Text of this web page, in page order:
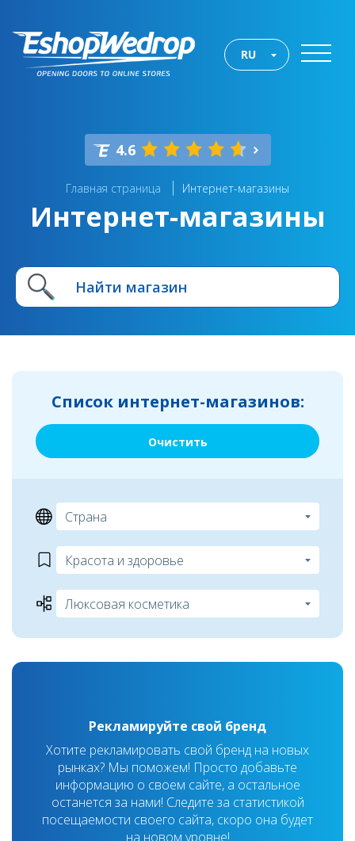
RU
4.6
Главная страница Интернет-магазины
Интернет-магазины
Список интернет-магазинов:
Очистить
Рекламируйте свой бренд
Хотите рекламировать свой бренд на новых
рынках? Мы поможем! Просто добавьте
информацию о своем сайте, а остальное
останется за нами! Следите за статистикой
посещаемости своего сайта, скоро она будет
на новом уровне!